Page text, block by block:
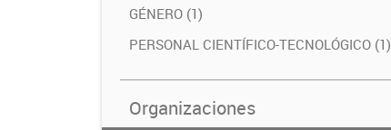
GÉNERO (1)
PERSONAL CIENTÍFICO-TECNOLÓGICO (1)
Organizaciones